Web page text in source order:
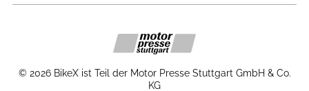
© 2026 BikeX ist Teil der Motor Presse Stuttgart GmbH & Co.
KG